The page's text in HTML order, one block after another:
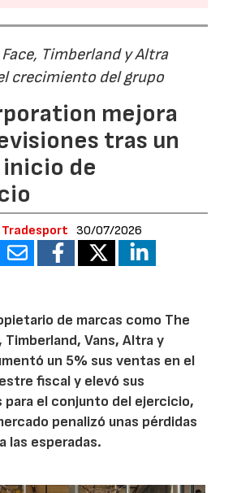
Timberland y Altra
crecimiento del grupo
mejora
tras un
de
30/07/2026
de marcas como The
Timberland, Vans, Altra y
un 5% sus ventas en el
fiscal y elevó sus
para el conjunto del ejercicio,
penalizó unas pérdidas
las esperadas.